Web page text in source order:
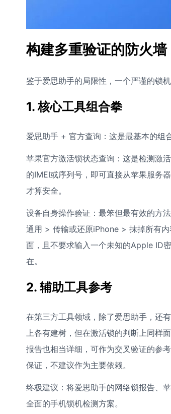
构建多重验证的防火墙
鉴于爱思助手的局限性，一个严谨的锁
1. 核心工具组合拳
爱思助手 + 官方查询：这是最基本的组
苹果官方激活锁状态查询：这是检测激
的IMEI或序列号，即可直接从苹果服务
才算安全。
设备自身操作验证：最笨但最有效的方
通用 > 传输或还原iPhone > 抹掉所有
面，且不要求输入一个未知的Apple ID
在。
2. 辅助工具参考
在第三方工具领域，除了爱思助手，还
上各有建树，但在激活锁的判断上同
报告也相当详细，可作为交叉验证的参
保证，不建议作为主要依赖。
终极建议：将爱思助手的网络锁报告、
全面的手机锁机检测方案。